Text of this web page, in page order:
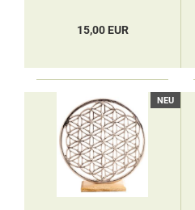
15,00 EUR
NEU